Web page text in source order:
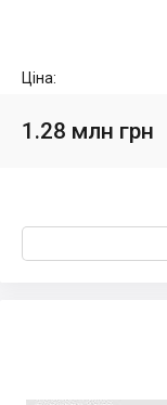
Ціна:
1.28 млн грн